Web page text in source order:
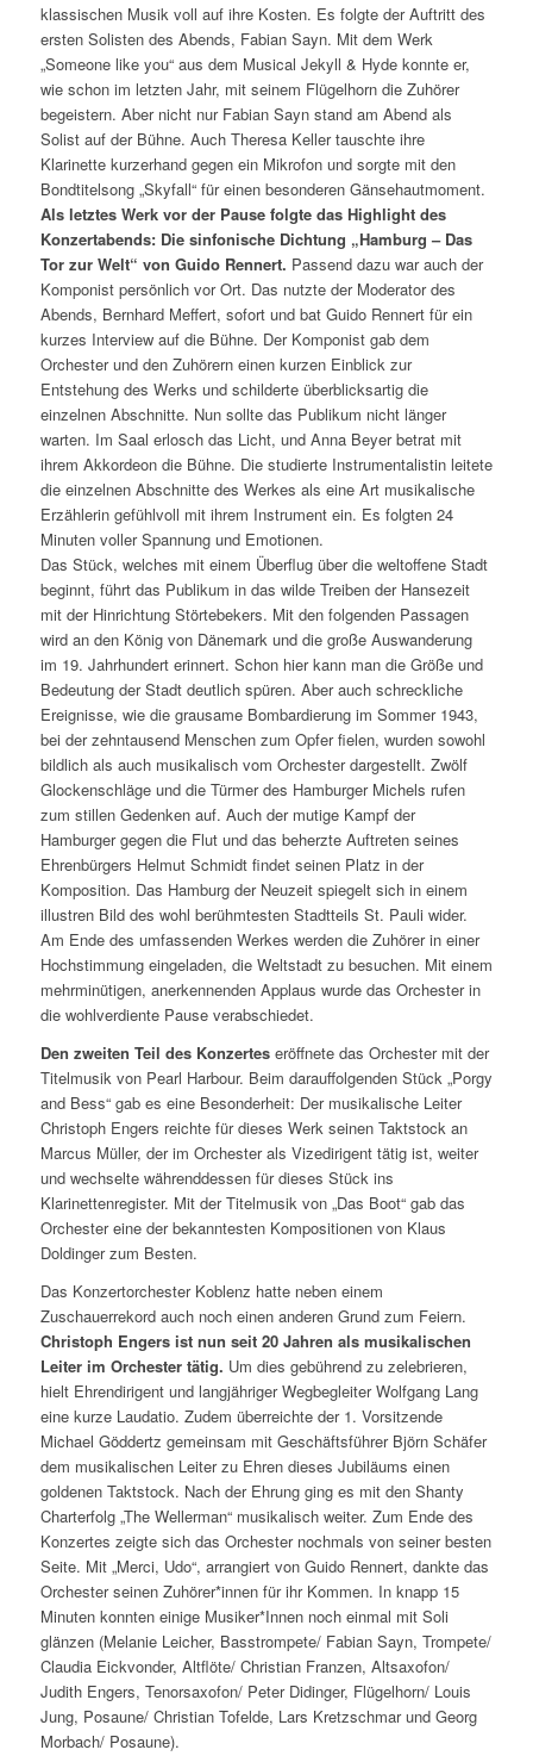
klassischen Musik voll auf ihre Kosten. Es folgte der Auftritt des
ersten Solisten des Abends, Fabian Sayn. Mit dem Werk
„Someone like you“ aus dem Musical Jekyll & Hyde konnte er,
wie schon im letzten Jahr, mit seinem Flügelhorn die Zuhörer
begeistern. Aber nicht nur Fabian Sayn stand am Abend als
Solist auf der Bühne. Auch Theresa Keller tauschte ihre
Klarinette kurzerhand gegen ein Mikrofon und sorgte mit den
Bondtitelsong „Skyfall“ für einen besonderen Gänsehautmoment.
Als letztes Werk vor der Pause folgte das Highlight des
Konzertabends: Die sinfonische Dichtung „Hamburg – Das
Tor zur Welt“ von Guido Rennert. Passend dazu war auch der
Komponist persönlich vor Ort. Das nutzte der Moderator des
Abends, Bernhard Meffert, sofort und bat Guido Rennert für ein
kurzes Interview auf die Bühne. Der Komponist gab dem
Orchester und den Zuhörern einen kurzen Einblick zur
Entstehung des Werks und schilderte überblicksartig die
einzelnen Abschnitte. Nun sollte das Publikum nicht länger
warten. Im Saal erlosch das Licht, und Anna Beyer betrat mit
ihrem Akkordeon die Bühne. Die studierte Instrumentalistin leitete
die einzelnen Abschnitte des Werkes als eine Art musikalische
Erzählerin gefühlvoll mit ihrem Instrument ein. Es folgten 24
Minuten voller Spannung und Emotionen.
Das Stück, welches mit einem Überflug über die weltoffene Stadt
beginnt, führt das Publikum in das wilde Treiben der Hansezeit
mit der Hinrichtung Störtebekers. Mit den folgenden Passagen
wird an den König von Dänemark und die große Auswanderung
im 19. Jahrhundert erinnert. Schon hier kann man die Größe und
Bedeutung der Stadt deutlich spüren. Aber auch schreckliche
Ereignisse, wie die grausame Bombardierung im Sommer 1943,
bei der zehntausend Menschen zum Opfer fielen, wurden sowohl
bildlich als auch musikalisch vom Orchester dargestellt. Zwölf
Glockenschläge und die Türmer des Hamburger Michels rufen
zum stillen Gedenken auf. Auch der mutige Kampf der
Hamburger gegen die Flut und das beherzte Auftreten seines
Ehrenbürgers Helmut Schmidt findet seinen Platz in der
Komposition. Das Hamburg der Neuzeit spiegelt sich in einem
illustren Bild des wohl berühmtesten Stadtteils St. Pauli wider.
Am Ende des umfassenden Werkes werden die Zuhörer in einer
Hochstimmung eingeladen, die Weltstadt zu besuchen. Mit einem
mehrminütigen, anerkennenden Applaus wurde das Orchester in
die wohlverdiente Pause verabschiedet.
Den zweiten Teil des Konzerteseröffnete das Orchester mit der
Titelmusik von Pearl Harbour. Beim darauffolgenden Stück „Porgy
and Bess“ gab es eine Besonderheit: Der musikalische Leiter
Christoph Engers reichte für dieses Werk seinen Taktstock an
Marcus Müller, der im Orchester als Vizedirigent tätig ist, weiter
und wechselte währenddessen für dieses Stück ins
Klarinettenregister. Mit der Titelmusik von „Das Boot“ gab das
Orchester eine der bekanntesten Kompositionen von Klaus
Doldinger zum Besten.
Das Konzertorchester Koblenz hatte neben einem
Zuschauerrekord auch noch einen anderen Grund zum Feiern.
Christoph Engers ist nun seit 20 Jahren als musikalischen
Leiter im Orchester tätig. Um dies gebührend zu zelebrieren,
hielt Ehrendirigent und langjähriger Wegbegleiter Wolfgang Lang
eine kurze Laudatio. Zudem überreichte der 1. Vorsitzende
Michael Göddertz gemeinsam mit Geschäftsführer Björn Schäfer
dem musikalischen Leiter zu Ehren dieses Jubiläums einen
goldenen Taktstock. Nach der Ehrung ging es mit den Shanty
Charterfolg „The Wellerman“ musikalisch weiter. Zum Ende des
Konzertes zeigte sich das Orchester nochmals von seiner besten
Seite. Mit „Merci, Udo“, arrangiert von Guido Rennert, dankte das
Orchester seinen Zuhörer*innen für ihr Kommen. In knapp 15
Minuten konnten einige Musiker*Innen noch einmal mit Soli
glänzen (Melanie Leicher, Basstrompete/ Fabian Sayn, Trompete/
Claudia Eickvonder, Altflöte/ Christian Franzen, Altsaxofon/
Judith Engers, Tenorsaxofon/ Peter Didinger, Flügelhorn/ Louis
Jung, Posaune/ Christian Tofelde, Lars Kretzschmar und Georg
Morbach/ Posaune).